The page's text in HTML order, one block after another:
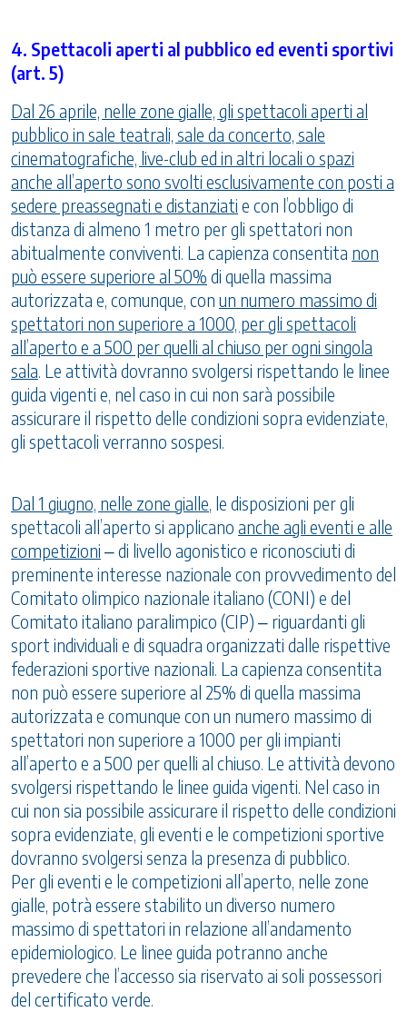
4. Spettacoli aperti al pubblico ed eventi sportivi
(art. 5)
Dal 26 aprile, nelle zone gialle, gli spettacoli aperti al
pubblico in sale teatrali, sale da concerto, sale
cinematografiche, live-club ed in altri locali o spazi
anche all’aperto sono svolti esclusivamente con posti a
sedere preassegnati e distanziati e con l’obbligo di
distanza di almeno 1 metro per gli spettatori non
abitualmente conviventi. La capienza consentita non
può essere superiore al 50% di quella massima
autorizzata e, comunque, con un numero massimo di
spettatori non superiore a 1000, per gli spettacoli
all’aperto e a 500 per quelli al chiuso per ogni singola
sala. Le attività dovranno svolgersi rispettando le linee
guida vigenti e, nel caso in cui non sarà possibile
assicurare il rispetto delle condizioni sopra evidenziate,
gli spettacoli verranno sospesi.
Dal 1 giugno, nelle zone gialle, le disposizioni per gli
spettacoli all’aperto si applicano anche agli eventi e alle
competizioni ‒ di livello agonistico e riconosciuti di
preminente interesse nazionale con provvedimento del
Comitato olimpico nazionale italiano (CONI) e del
Comitato italiano paralimpico (CIP) ‒ riguardanti gli
sport individuali e di squadra organizzati dalle rispettive
federazioni sportive nazionali. La capienza consentita
non può essere superiore al 25% di quella massima
autorizzata e comunque con un numero massimo di
spettatori non superiore a 1000 per gli impianti
all’aperto e a 500 per quelli al chiuso. Le attività devono
svolgersi rispettando le linee guida vigenti. Nel caso in
cui non sia possibile assicurare il rispetto delle condizioni
sopra evidenziate, gli eventi e le competizioni sportive
dovranno svolgersi senza la presenza di pubblico.
Per gli eventi e le competizioni all’aperto, nelle zone
gialle, potrà essere stabilito un diverso numero
massimo di spettatori in relazione all’andamento
epidemiologico. Le linee guida potranno anche
prevedere che l’accesso sia riservato ai soli possessori
del certificato verde.